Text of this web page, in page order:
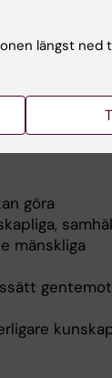
utföra
i livets
inriktning
göra
mänskliga
längst ned